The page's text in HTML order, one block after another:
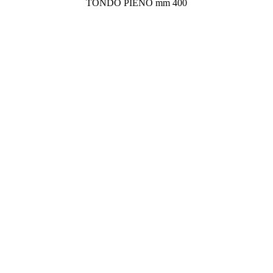
TONDO PIENO mm 400